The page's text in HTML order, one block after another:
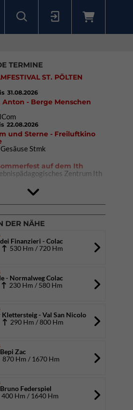
TERMINE
ST. PÖLTEN
31.08.2026
Anton - Berge Menschen
22.08.2026
und Sterne - Freiluftkino
Stmk
auf dem Ith
Zentrum Ith
04.10.2026
DER NÄHE
Finanzieri - Colac
530 Hm / 720 Hm
- Normalweg Colac
230 Hm / 580 Hm
Klettersteig - Val San Nicolo
290 Hm / 800 Hm
Zac
870 Hm / 1670 Hm
Federspiel
400 Hm / 1640 Hm